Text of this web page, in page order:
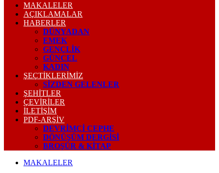
MAKALELER
AÇIKLAMALAR
HABERLER
DÜNYADAN
EMEK
GENÇLİK
GÜNCEL
KADIN
ŞEÇTİKLERİMİZ
SİZDEN GELENLER
ŞEHİTLER
ÇEVİRİLER
İLETİŞİM
PDF-ARŞIV
DEVRIMCI CEPHE
DÖNÜŞÜM DERGISI
BROŞÜR & KİTAP
MAKALELER